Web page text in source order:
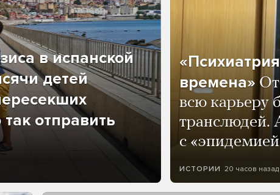
в испанской
детей
отправить
времена»
всю карьеру
транслюдей.
с
ИСТОРИИ 20 часов назад